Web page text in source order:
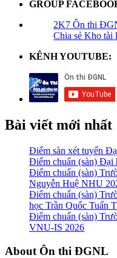
GROUP
2K7 Ôn thi
Chia sẻ Kho tài
KÊNH YOUTUBE:
Bài viết mới nhất
Điểm sàn xét tuyển
Điểm chuẩn (sàn) Đại
Điểm chuẩn (sàn)
Nguyễn Huệ NHU
Điểm chuẩn (sàn)
học Trần Quốc Tuấn
Điểm chuẩn (sàn)
VNU-IS 2026
Footer
About Ôn thi ĐGNL